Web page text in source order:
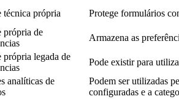
técnica própria Protege formulários
própria de
Armazena as
própria legada de
Pode existir para
analíticas de
Podem ser utilizadas
configuradas e a